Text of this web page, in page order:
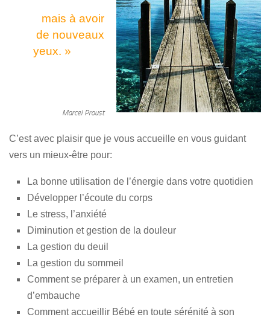
mais à avoir
de nouveaux
yeux. »
Marcel Proust
C’est avec plaisir que je vous accueille en vous guidant
vers un mieux-être pour:
La bonne utilisation de l’énergie dans votre quotidien
Développer l’écoute du corps
Le stress, l’anxiété
Diminution et gestion de la douleur
La gestion du deuil
La gestion du sommeil
Comment se préparer à un examen, un entretien
d’embauche
Comment accueillir Bébé en toute sérénité à son